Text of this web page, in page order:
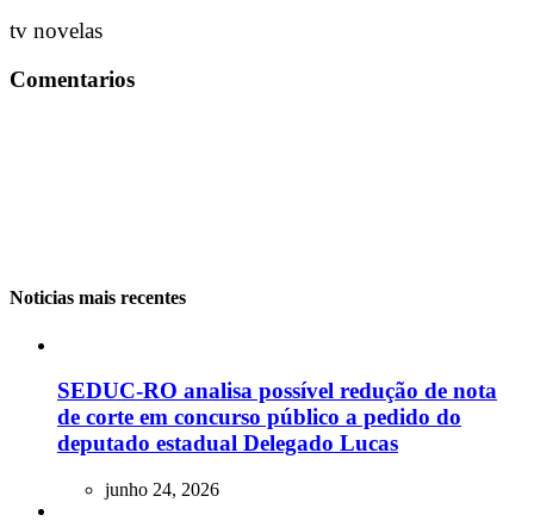
tv novelas
Comentarios
Noticias mais recentes
SEDUC-RO analisa possível redução de nota
de corte em concurso público a pedido do
deputado estadual Delegado Lucas
junho 24, 2026